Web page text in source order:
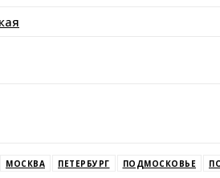
МОСКВА ПЕТЕРБУРГ ПОДМОСКОВЬЕ